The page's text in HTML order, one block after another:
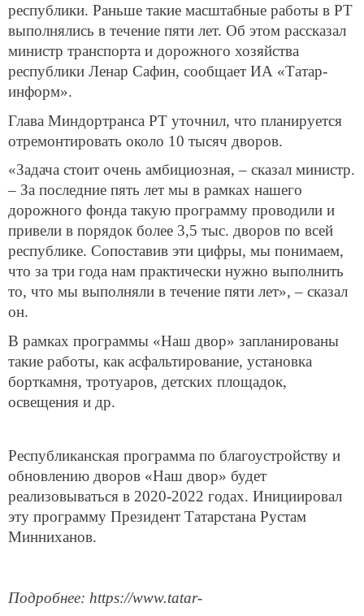
республики. Раньше такие масштабные работы в РТ
выполнялись в течение пяти лет. Об этом рассказал
министр транспорта и дорожного хозяйства
республики Ленар Сафин, сообщает ИА «Татар-
информ».
Глава Миндортранса РТ уточнил, что планируется
отремонтировать около 10 тысяч дворов.
«Задача стоит очень амбициозная, – сказал министр.
– За последние пять лет мы в рамках нашего
дорожного фонда такую программу проводили и
привели в порядок более 3,5 тыс. дворов по всей
республике. Сопоставив эти цифры, мы понимаем,
что за три года нам практически нужно выполнить
то, что мы выполняли в течение пяти лет», – сказал
он.
В рамках программы «Наш двор» запланированы
такие работы, как асфальтирование, установка
борткамня, тротуаров, детских площадок,
освещения и др.
Республиканская программа по благоустройству и
обновлению дворов «Наш двор» будет
реализовываться в 2020-2022 годах. Инициировал
эту программу Президент Татарстана Рустам
Минниханов.
Подробнее: https://www.tatar-